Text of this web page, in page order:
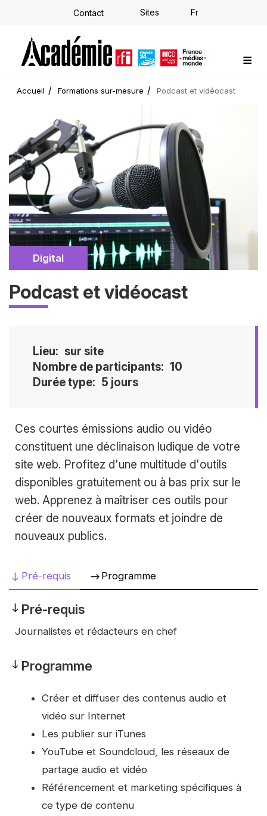
Aller
principal
Contact Sites Fr
Formations sur-mesure
Conseil stratégique
E-learning individuel
L'Académie
Actualités
Newsletter
Accueil Formations sur-mesure Podcast et vidéocast
d'illustration
Catégorie
Digital
Podcast et vidéocast
Lieu
sur site
Nombre de participants
10
Durée type
5 jours
Accroche
Ces courtes émissions audio ou vidéo
constituent une déclinaison ludique de votre
site web. Profitez d'une multitude d'outils
disponibles gratuitement ou à bas prix sur le
web. Apprenez à maîtriser ces outils pour
créer de nouveaux formats et joindre de
nouveaux publics.
Pré-requis Programme
Pré-requis
Pré-
Journalistes et rédacteurs en chef
Programme
Créer et diffuser des contenus audio et
vidéo sur Internet
Les publier sur iTunes
YouTube et Soundcloud, les réseaux de
partage audio et vidéo
Référencement et marketing spécifiques à
ce type de contenu